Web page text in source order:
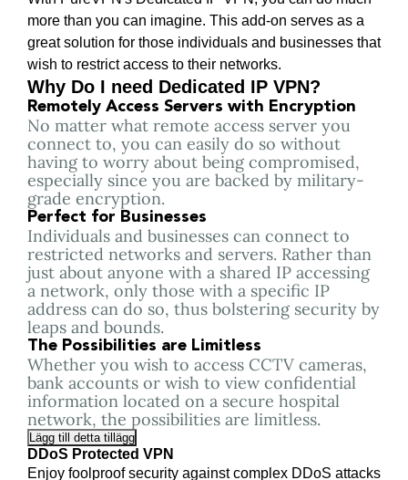
more than you can imagine. This add-on serves as a
great solution for those individuals and businesses that
wish to restrict access to their networks.
Why Do I need Dedicated IP VPN?
Remotely Access Servers with Encryption
No matter what remote access server you
connect to, you can easily do so without
having to worry about being compromised,
especially since you are backed by military-
grade encryption.
Perfect for Businesses
Individuals and businesses can connect to
restricted networks and servers. Rather than
just about anyone with a shared IP accessing
a network, only those with a specific IP
address can do so, thus bolstering security by
leaps and bounds.
The Possibilities are Limitless
Whether you wish to access CCTV cameras,
bank accounts or wish to view confidential
information located on a secure hospital
network, the possibilities are limitless.
Lägg till detta tillägg
DDoS Protected VPN
Enjoy foolproof security against complex DDoS attacks